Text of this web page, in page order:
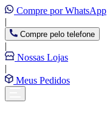
Compre por WhatsApp
|
Compre pelo telefone
|
Nossas Lojas
|
Meus Pedidos